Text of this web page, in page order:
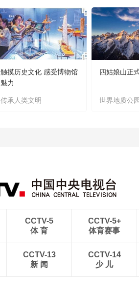
触摸历史文化 感受博物馆
魅力
传承人类文明
四姑娘山正
世界地质公园
CCTV-5
体 育
CCTV-5+
体育赛事
CCTV-13
新 闻
CCTV-14
少 儿